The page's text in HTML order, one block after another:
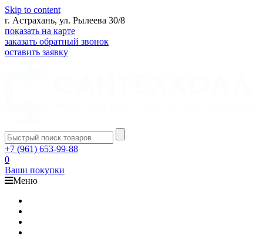
Skip to content
г. Астрахань, ул. Рылеева 30/8
показать на карте
заказать обратный звонок
оставить заявку
+7 (961) 653-99-88
0
Ваши покупки
Меню